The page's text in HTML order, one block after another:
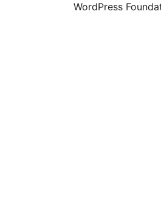
WordPress